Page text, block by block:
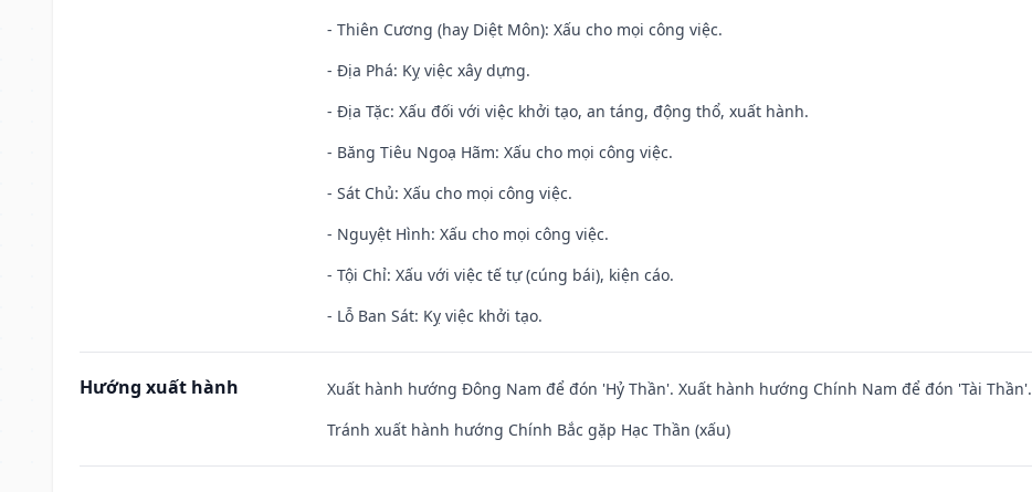
- Thiên Cương (hay Diệt Môn): Xấu cho mọi công việc.
- Địa Phá: Kỵ việc xây dựng.
- Địa Tặc: Xấu đối với việc khởi tạo, an táng, động thổ, xuất hành.
- Băng Tiêu Ngoạ Hãm: Xấu cho mọi công việc.
- Sát Chủ: Xấu cho mọi công việc.
- Nguyệt Hình: Xấu cho mọi công việc.
- Tội Chỉ: Xấu với việc tế tự (cúng bái), kiện cáo.
- Lỗ Ban Sát: Kỵ việc khởi tạo.
Hướng xuất hành
Xuất hành hướng Đông Nam để đón 'Hỷ Thần'. Xuất hành hướng Chính Nam để đón 'Tài Thần'.
Tránh xuất hành hướng Chính Bắc gặp Hạc Thần (xấu)